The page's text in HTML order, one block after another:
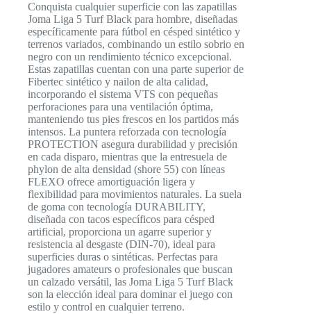
Conquista cualquier superficie con las zapatillas
Joma Liga 5 Turf Black para hombre, diseñadas
específicamente para fútbol en césped sintético y
terrenos variados, combinando un estilo sobrio en
negro con un rendimiento técnico excepcional.
Estas zapatillas cuentan con una parte superior de
Fibertec sintético y nailon de alta calidad,
incorporando el sistema VTS con pequeñas
perforaciones para una ventilación óptima,
manteniendo tus pies frescos en los partidos más
intensos. La puntera reforzada con tecnología
PROTECTION asegura durabilidad y precisión
en cada disparo, mientras que la entresuela de
phylon de alta densidad (shore 55) con líneas
FLEXO ofrece amortiguación ligera y
flexibilidad para movimientos naturales. La suela
de goma con tecnología DURABILITY,
diseñada con tacos específicos para césped
artificial, proporciona un agarre superior y
resistencia al desgaste (DIN-70), ideal para
superficies duras o sintéticas. Perfectas para
jugadores amateurs o profesionales que buscan
un calzado versátil, las Joma Liga 5 Turf Black
son la elección ideal para dominar el juego con
estilo y control en cualquier terreno.